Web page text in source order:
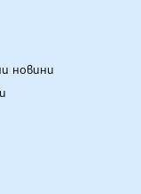
АГЕНЦИЯ
новини